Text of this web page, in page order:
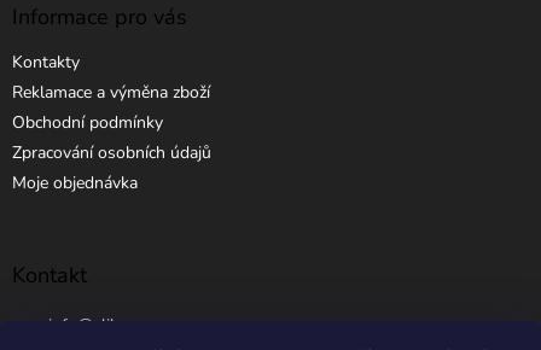
Informace pro vás
Kontakty
Reklamace a výměna zboží
Obchodní podmínky
Zpracování osobních údajů
Moje objednávka
Kontakt
info @ elibros.cz